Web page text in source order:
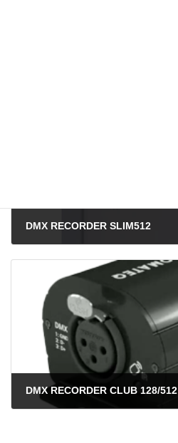
DMX RECORDER SLIM512
DMX RECORDER CLUB 128/512